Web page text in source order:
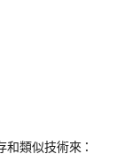
類似技術來：